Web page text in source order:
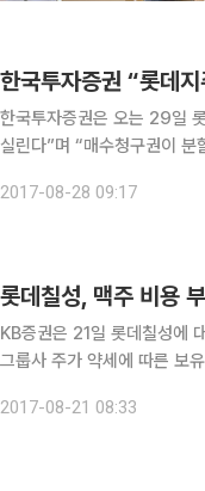
한국투자증권 “롯데
한국투자증권은 오는 29일
실린다”며 “매수청구권이 분할합병에 제약 조건
2017-08-28 09:17
롯데칠성, 맥주 비용
KB증권은 21일 롯데칠성에
그룹사 주가 약세에 따른 보유 지분가치
2017-08-21 08:33